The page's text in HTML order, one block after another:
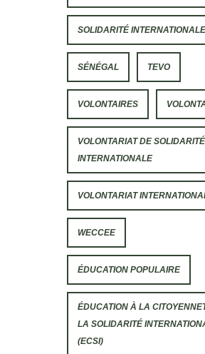
SOLIDARITÉ INTERNATIONALE
SÉNÉGAL TEVO
VOLONTAIRES
VOLONTARIAT DE SOLIDARITÉ
INTERNATIONALE
VOLONTARIAT
WECCEE
ÉDUCATION POPULAIRE
ÉDUCATION À LA
LA SOLIDARITÉ
(ECSI)